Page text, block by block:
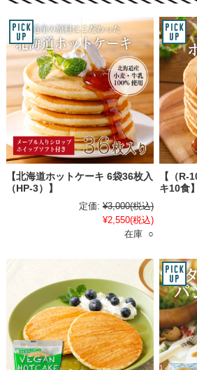
【北海道ホットケーキ 6袋36枚入
（HP-3）】
定価: ¥3,000(税込)
¥2,550(税込)
在庫 ○
【（R-
キ10食】